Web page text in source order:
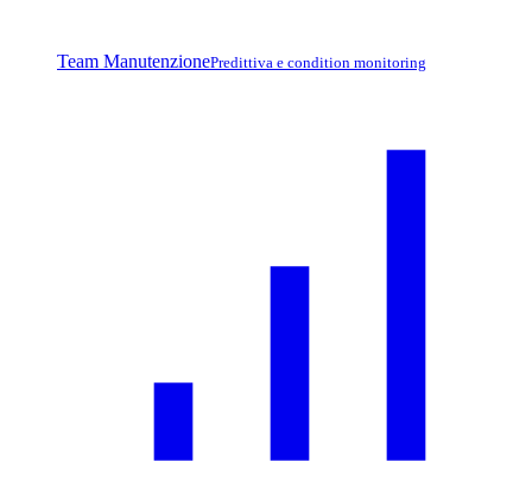
Team ManutenzionePredittiva e condition monitoring